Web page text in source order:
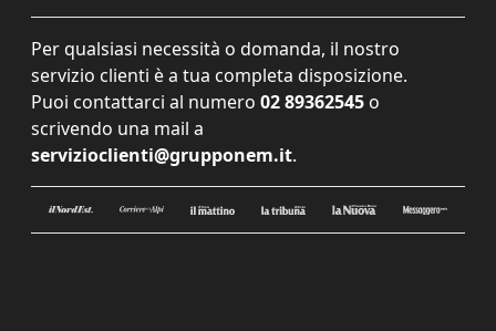
Per qualsiasi necessità o domanda, il nostro
servizio clienti è a tua completa disposizione.
Puoi contattarci al numero 02 89362545 o
scrivendo una mail a
servizioclienti@grupponem.it.